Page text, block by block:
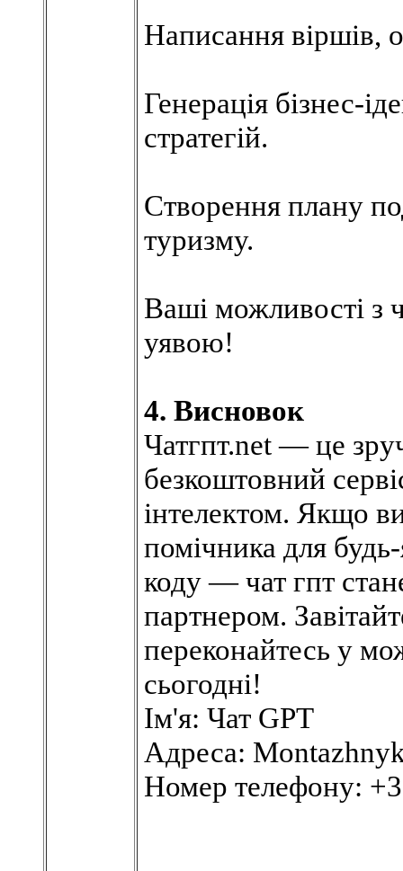
Написання віршів,
Генерація бізнес-
стратегій.
Створення плану
туризму.
Ваші можливості з
уявою!
4. Висновок
Чатгпт.net — це
безкоштовний
інтелектом. Якщо
помічника для
коду — чат гпт
партнером.
переконайтесь у
сьогодні!
Ім'я: Чат GPT
Адреса:
Номер телефону: